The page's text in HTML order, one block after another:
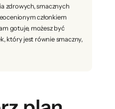
zdrowych, smacznych
członkiem
gotuje, możesz być
który jest równie smaczny,